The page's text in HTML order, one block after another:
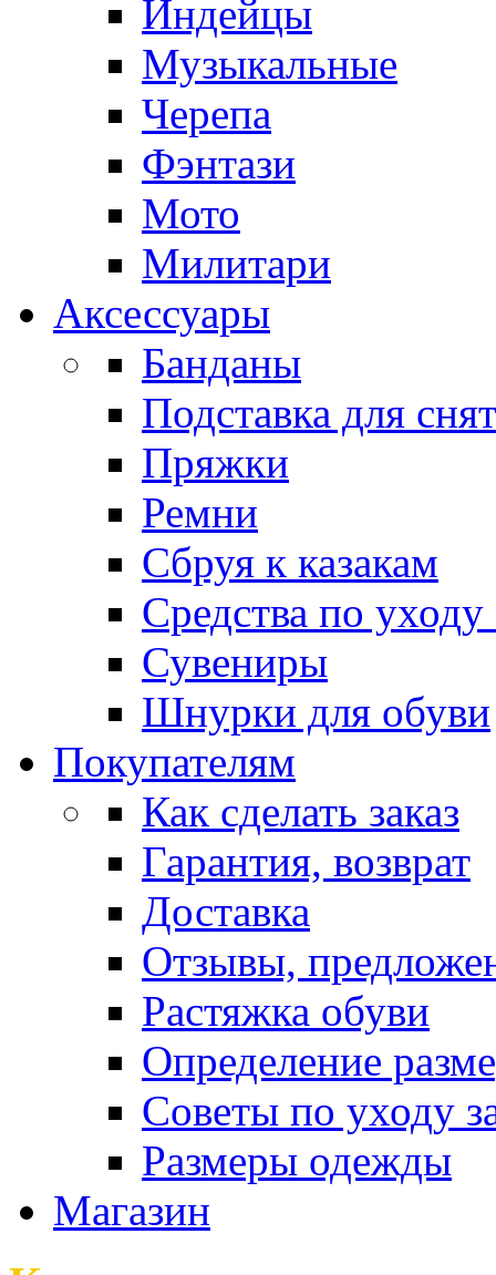
Индейцы
Музыкальные
Черепа
Фэнтази
Мото
Милитари
Аксессуары
Банданы
Подставка для
Пряжки
Ремни
Сбруя к казакам
Средства по
Сувениры
Шнурки для обуви
Покупателям
Как сделать заказ
Гарантия, возврат
Доставка
Отзывы,
Растяжка обуви
Определение
Советы по уходу
Размеры одежды
Магазин